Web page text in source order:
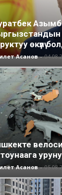
өкүлү
Асанов -
Асанов -